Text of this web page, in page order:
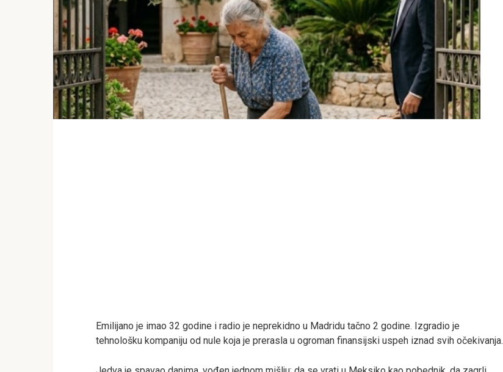
Emilijano je imao 32 godine i radio je neprekidno u Madridu tačno 2 godine. Izgradio je
tehnološku kompaniju od nule koja je prerasla u ogroman finansijski uspeh iznad svih očekivanja.